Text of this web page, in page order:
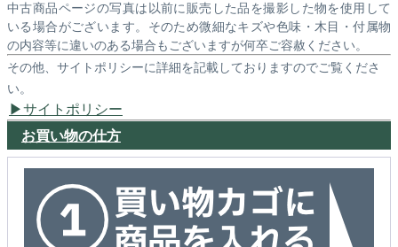
中古商品ページの写真は以前に販売した品を撮影した物を使用して
いる場合がございます。そのため微細なキズや色味・木目・付属物
の内容等に違いのある場合もございますが何卒ご容赦ください。
その他、サイトポリシーに詳細を記載しておりますのでご覧くださ
い。
サイトポリシー
お買い物の仕方